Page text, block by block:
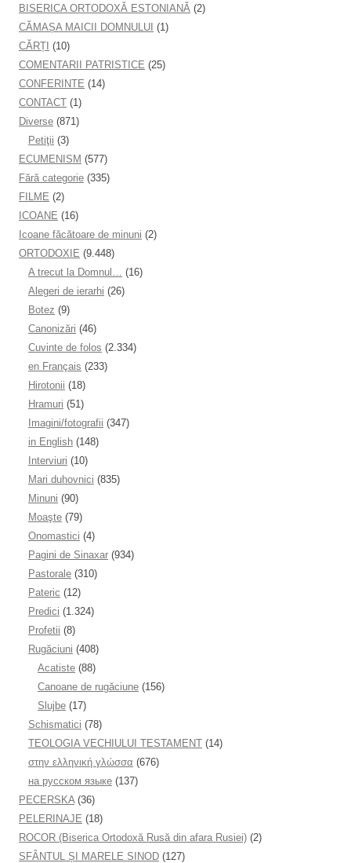
BISERICA ORTODOXĂ ESTONIANĂ (2)
CĂMAȘA MAICII DOMNULUI (1)
CĂRȚI (10)
COMENTARII PATRISTICE (25)
CONFERINTE (14)
CONTACT (1)
Diverse (871)
Petiţii (3)
ECUMENISM (577)
Fără categorie (335)
FILME (2)
ICOANE (16)
Icoane făcătoare de minuni (2)
ORTODOXIE (9.448)
A trecut la Domnul… (16)
Alegeri de ierarhi (26)
Botez (9)
Canonizări (46)
Cuvinte de folos (2.334)
en Français (233)
Hirotonii (18)
Hramuri (51)
Imagini/fotografii (347)
in English (148)
Interviuri (10)
Mari duhovnici (835)
Minuni (90)
Moaşte (79)
Onomastici (4)
Pagini de Sinaxar (934)
Pastorale (310)
Pateric (12)
Predici (1.324)
Profetii (8)
Rugăciuni (408)
Acatiste (88)
Canoane de rugăciune (156)
Slujbe (17)
Schismatici (78)
TEOLOGIA VECHIULUI TESTAMENT (14)
στην ελληνική γλώσσα (676)
на русском языке (137)
PECERSKA(36)
PELERINAJE (18)
ROCOR (Biserica Ortodoxă Rusă din afara Rusiei) (2)
SFÂNTUL ȘI MARELE SINOD (127)